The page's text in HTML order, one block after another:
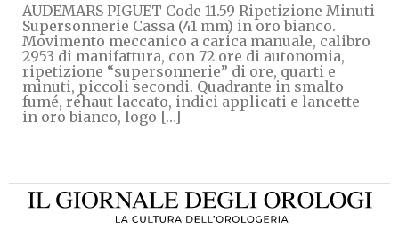
AUDEMARS PIGUET Code 11.59 Ripetizione Minuti
Supersonnerie Cassa (41 mm) in oro bianco.
Movimento meccanico a carica manuale, calibro
2953 di manifattura, con 72 ore di autonomia,
ripetizione “supersonnerie” di ore, quarti e
minuti, piccoli secondi. Quadrante in smalto
fumé, réhaut laccato, indici applicati e lancette
in oro bianco, logo […]